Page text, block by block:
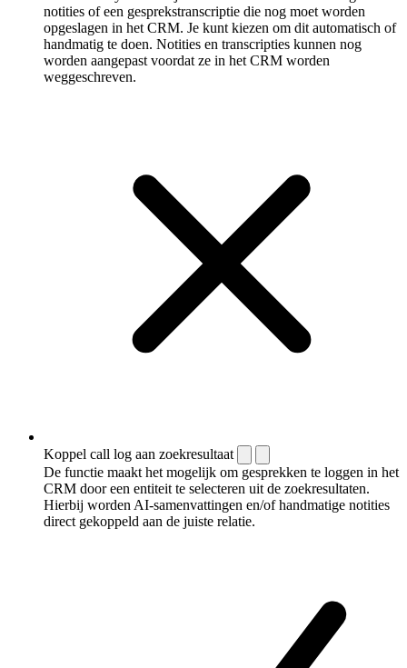
notities of een gespreks­transcriptie die nog moet worden
opgeslagen in het CRM. Je kunt kiezen om dit automatisch of
handmatig te doen. Notities en transcripties kunnen nog
worden aangepast voordat ze in het CRM worden
weggeschreven.
Koppel call log aan zoekresultaat
De functie maakt het mogelijk om gesprekken te loggen in het
CRM door een entiteit te selecteren uit de zoekresultaten.
Hierbij worden AI-samenvattingen en/of handmatige notities
direct gekoppeld aan de juiste relatie.